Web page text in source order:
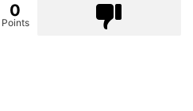
0
Points